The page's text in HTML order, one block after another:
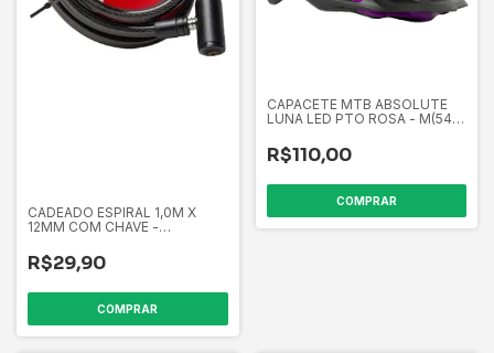
CADEADO ESPIRAL 1,0M X
12MM COM CHAVE -
R$29,90
COMPRAR
CAPACETE MTB ABSOLUTE
LUNA LED PTO ROSA - M(54-
R$110,00
COMPRAR